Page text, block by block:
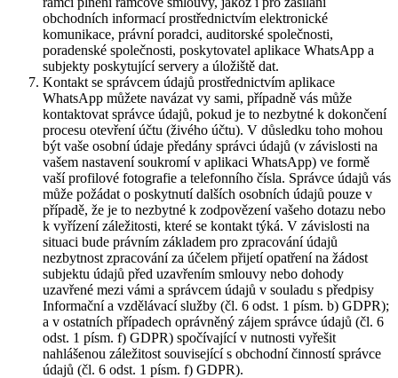
obchodních informací prostřednictvím elektronické
komunikace, právní poradci, auditorské společnosti,
poradenské společnosti, poskytovatel aplikace WhatsApp a
subjekty poskytující servery a úložiště dat.
Kontakt se správcem údajů prostřednictvím aplikace
WhatsApp můžete navázat vy sami, případně vás může
kontaktovat správce údajů, pokud je to nezbytné k dokončení
procesu otevření účtu (živého účtu). V důsledku toho mohou
být vaše osobní údaje předány správci údajů (v závislosti na
vašem nastavení soukromí v aplikaci WhatsApp) ve formě
vaší profilové fotografie a telefonního čísla. Správce údajů vás
může požádat o poskytnutí dalších osobních údajů pouze v
případě, že je to nezbytné k zodpovězení vašeho dotazu nebo
k vyřízení záležitosti, které se kontakt týká. V závislosti na
situaci bude právním základem pro zpracování údajů
nezbytnost zpracování za účelem přijetí opatření na žádost
subjektu údajů před uzavřením smlouvy nebo dohody
uzavřené mezi vámi a správcem údajů v souladu s předpisy
Informační a vzdělávací služby (čl. 6 odst. 1 písm. b) GDPR);
a v ostatních případech oprávněný zájem správce údajů (čl. 6
odst. 1 písm. f) GDPR) spočívající v nutnosti vyřešit
nahlášenou záležitost související s obchodní činností správce
údajů (čl. 6 odst. 1 písm. f) GDPR).